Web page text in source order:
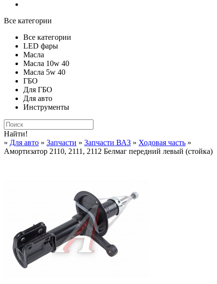
Все категории
Все категории
LED фары
Масла
Масла 10w 40
Масла 5w 40
ГБО
Для ГБО
Для авто
Инструменты
Найти!
» Для авто » Запчасти » Запчасти ВАЗ » Ходовая часть »
Амортизатор 2110, 2111, 2112 Белмаг передний левый (стойка)